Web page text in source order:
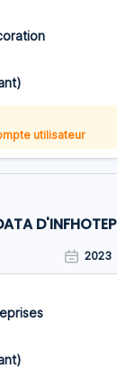
utilisateur
D'INFHOTEP
2023